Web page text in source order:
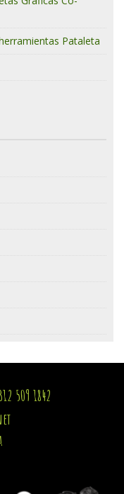
Pataleta
509 1842